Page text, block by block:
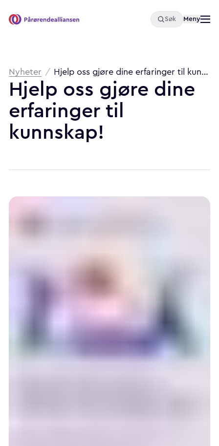
Pårørendealliansen Søk Åpne
Meny
Brødsmulesti
Nyheter / Hjelp oss gjøre dine erfaringer til kunnskap!
Hjelp oss gjøre dine
erfaringertil
kunnskap!